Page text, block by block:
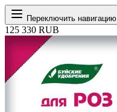
Переключить навигацию
125 330 RUB